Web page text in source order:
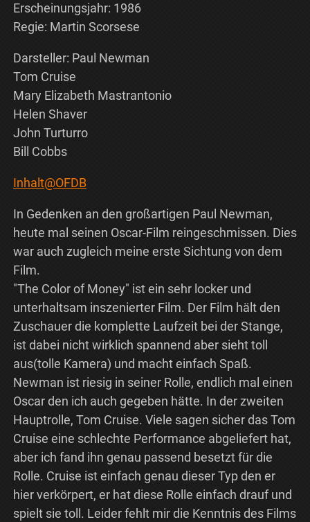
Erscheinungsjahr: 1986
Regie: Martin Scorsese
Darsteller: Paul Newman
Tom Cruise
Mary Elizabeth Mastrantonio
Helen Shaver
John Turturro
Bill Cobbs
Inhalt@OFDB
In Gedenken an den großartigen Paul Newman,
heute mal seinen Oscar-Film reingeschmissen. Dies
war auch zugleich meine erste Sichtung von dem
Film.
"The Color of Money" ist ein sehr locker und
unterhaltsam inszenierter Film. Der Film hält den
Zuschauer die komplette Laufzeit bei der Stange,
ist dabei nicht wirklich spannend aber sieht toll
aus(tolle Kamera) und macht einfach Spaß.
Newman ist riesig in seiner Rolle, endlich mal einen
Oscar den ich auch gegeben hätte. In der zweiten
Hauptrolle, Tom Cruise. Viele sagen sicher das Tom
Cruise eine schlechte Performance abgeliefert hat,
aber ich fand ihn genau passend besetzt für die
Rolle. Cruise ist einfach genau dieser Typ den er
hier verkörpert, er hat diese Rolle einfach drauf und
spielt sie toll. Leider fehlt mir die Kenntnis des Films